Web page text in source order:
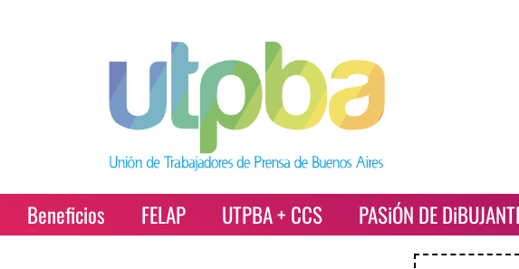
Beneficios FELAP UTPBA + CCS PASiÓN DE